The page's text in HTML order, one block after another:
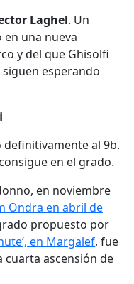
Laghel. Un
una nueva
y del que Ghisolfi
siguen esperando
al 9b.
en el grado.
en noviembre
Ondra en abril de
propuesto por
en Margalef, fue
cuarta ascensión de